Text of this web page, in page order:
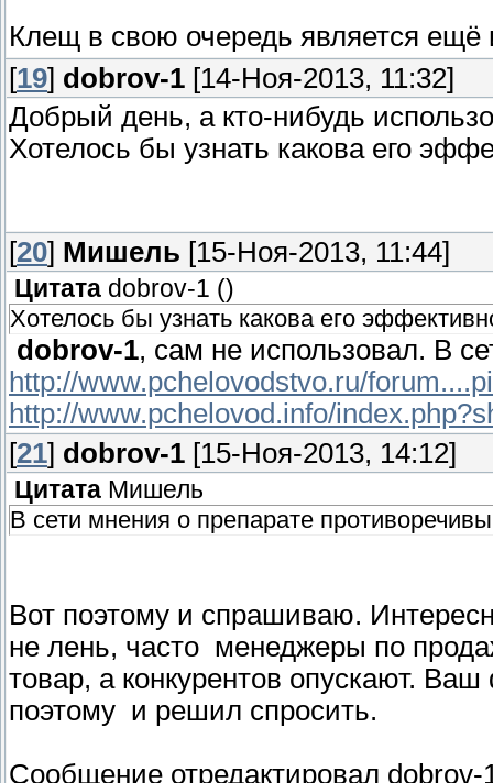
Клещ в свою очередь является ещё
[19] dobrov-1 [14-Ноя-2013, 11:32]
Добрый день, а кто-нибудь
Хотелось бы узнать какова его
[20] Мишель [15-Ноя-2013, 11:44]
Цитата dobrov-1 ()
Хотелось бы узнать какова его
dobrov-1, сам не использовал. В
http://www.pchelovodstvo.ru/
http://www.pchelovod.info/
[21] dobrov-1 [15-Ноя-2013, 14:12]
Цитата Мишель
В сети мнения о препарате
Вот поэтому и спрашиваю.
не лень, часто менеджеры по
товар, а конкурентов опускают.
поэтому и решил спросить.
Сообщение отредактировал dobrov-